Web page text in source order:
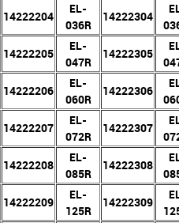
14222204
EL-
036R
14222304
14222205
EL-
047R
14222305
14222206
EL-
060R
14222306
14222207
EL-
072R
14222307
14222208
EL-
085R
14222308
14222209
EL-
125R
14222309